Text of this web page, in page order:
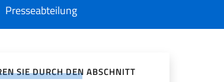
Presseabteilung
SIE DURCH DEN ABSCHNITT